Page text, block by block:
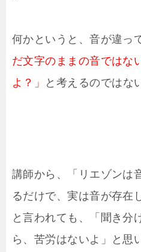
何かというと、音が違っ
だ文字のままの音ではな
よ？」
と考えるのではな
講師から、「リエゾンは
るだけで、実は音が存在
と言われても、「聞き分
ら、苦労はないよ」と思